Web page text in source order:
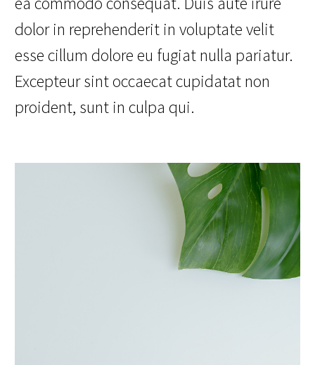
dolor in reprehenderit in voluptate velit
esse cillum dolore eu fugiat nulla pariatur.
Excepteur sint occaecat cupidatat non
proident, sunt in culpa qui.